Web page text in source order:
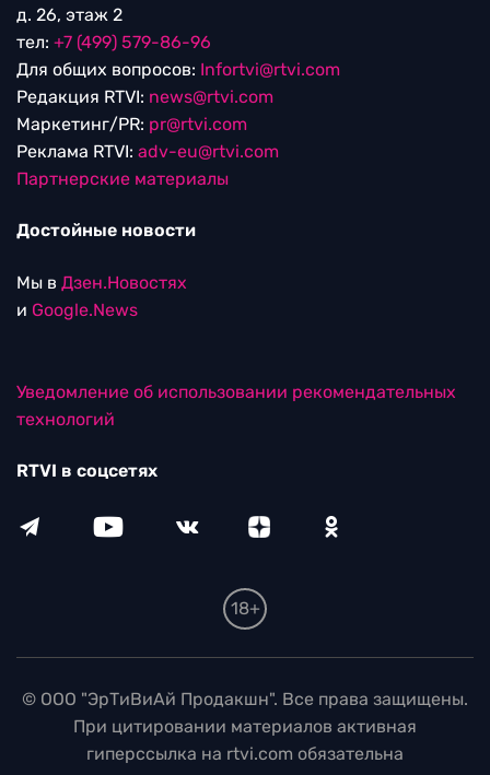
д. 26, этаж 2
тел: +7 (499) 579-86-96
Для общих вопросов: Infortvi@rtvi.com
Редакция RTVI: news@rtvi.com
Маркетинг/PR: pr@rtvi.com
Реклама RTVI: adv-eu@rtvi.com
Партнерские материалы
Достойные новости
Мы в Дзен.Новостях
и Google.News
Уведомление об использовании рекомендательных
технологий
RTVI в соцсетях
18+
© ООО "ЭрТиВиАй Продакшн". Все права защищены.
При цитировании материалов активная
гиперссылка на rtvi.com обязательна